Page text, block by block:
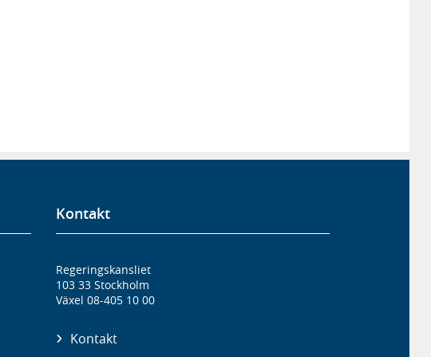
Kontakt
Regeringskansliet
103 33 Stockholm
Växel 08-405 10 00
Kontakt